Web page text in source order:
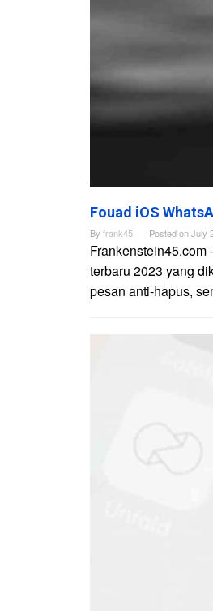
Fouad iOS
By frank45 Posted onJuly
terbaru 2023 yang
pesan anti-hapus,